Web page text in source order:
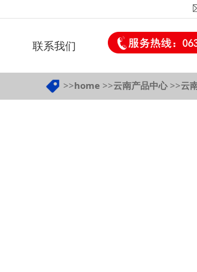
联系我们
>>home >>云南产品中心>>云